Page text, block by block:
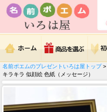
名前ポエムのプレゼントいろは屋トップ>
キラキラ 似顔絵 色紙（メッセージ）